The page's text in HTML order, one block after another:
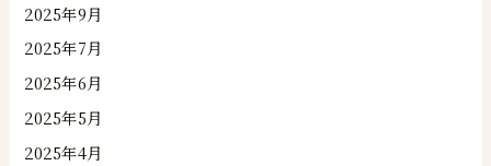
2025年9月
2025年7月
2025年6月
2025年5月
2025年4月